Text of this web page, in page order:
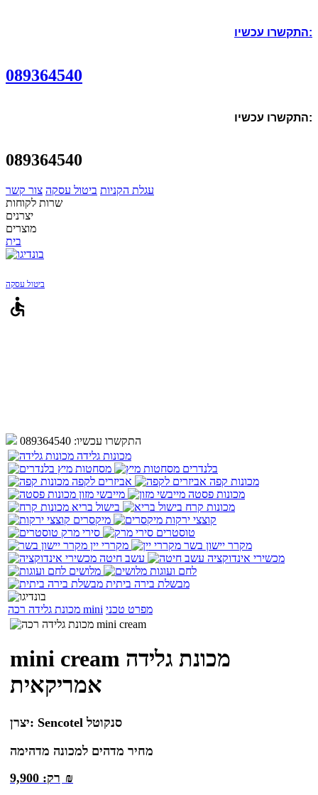
התקשרו עכשיו:
089364540
התקשרו עכשיו:
089364540
עגלת הקניות ביטול עסקה צור קשר
שרות לקוחות
יצרנים
מוצרים
בית
ביטול עסקה
accessible
התקשרו עכשיו: 089364540
מכונות גלידה
בלנדרים
מסחטות מיץ
מכונות קפה
אביזרים לקפה
מכונות פסטה
מייבשי מזון
מכונות קרח
בישול בריא
קוצצי ירקות
מיקסרים
טוסטרים
סירי מרק
מקרר יישון בשר
מקררי יין
מכשירי אינדוקציה
עשב חיטה
לחם ועוגות
מלושים
מבשלת בירה ביתית
מכונת גלידה רכה mini מפרט טכני
mini cream מכונת גלידה
אמריקאית
יצרן:
Sencotel סנקוטל
מחיר מדהים למכונה מדהימה
רק: 9,900
₪